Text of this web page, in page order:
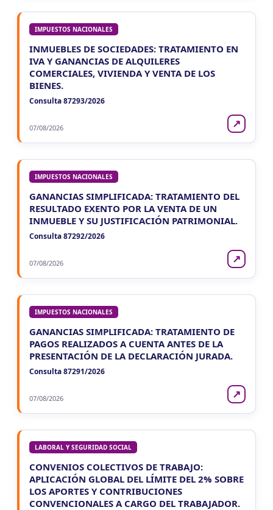
IMPUESTOS NACIONALES
INMUEBLES DE SOCIEDADES: TRATAMIENTO EN
IVA Y GANANCIAS DE ALQUILERES
COMERCIALES, VIVIENDA Y VENTA DE LOS
BIENES.
Consulta 87293/2026
07/08/2026 ↗
IMPUESTOS NACIONALES
GANANCIAS SIMPLIFICADA: TRATAMIENTO DEL
RESULTADO EXENTO POR LA VENTA DE UN
INMUEBLE Y SU JUSTIFICACIÓN PATRIMONIAL.
Consulta 87292/2026
07/08/2026 ↗
IMPUESTOS NACIONALES
GANANCIAS SIMPLIFICADA: TRATAMIENTO DE
PAGOS REALIZADOS A CUENTA ANTES DE LA
PRESENTACIÓN DE LA DECLARACIÓN JURADA.
Consulta 87291/2026
07/08/2026 ↗
LABORAL Y SEGURIDAD SOCIAL
CONVENIOS COLECTIVOS DE TRABAJO:
APLICACIÓN GLOBAL DEL LÍMITE DEL 2% SOBRE
LOS APORTES Y CONTRIBUCIONES
CONVENCIONALES A CARGO DEL TRABAJADOR.